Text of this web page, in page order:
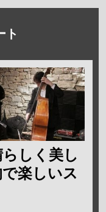
ト
しく美し
楽しいス